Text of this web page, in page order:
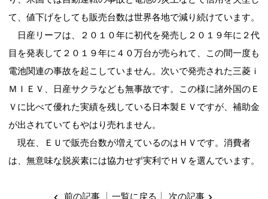
て、値下げをしても販売台数は世界各地で減り続けています。
日産リーフは、２０１０年に初代を発売し２０１９年に２代
目を発表して２０１９年に４０万台が売られて、この間一度も
電池関連の事故を起こしていません。次いで発売された三菱ｉ
ＭＩＥＶ、日産サクラなども無事故です。この様に諸外国のＥ
Ｖに比べて優れた実績を残している日本製ＥＶですが、補助金
が出されていてもやはり売れません。
現在、ＥＵで販売台数が増えているのはＨＶです。消費者
は、無意味な脱炭素には協力せず実利でＨＶを選んでいます。
前の記事 一覧に戻る 次の記事